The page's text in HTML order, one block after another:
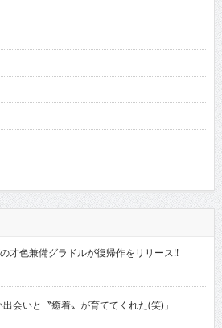
才色兼備グラドルが復帰作をリリース!!
会いと〝癒着〟が育ててくれた(笑)」